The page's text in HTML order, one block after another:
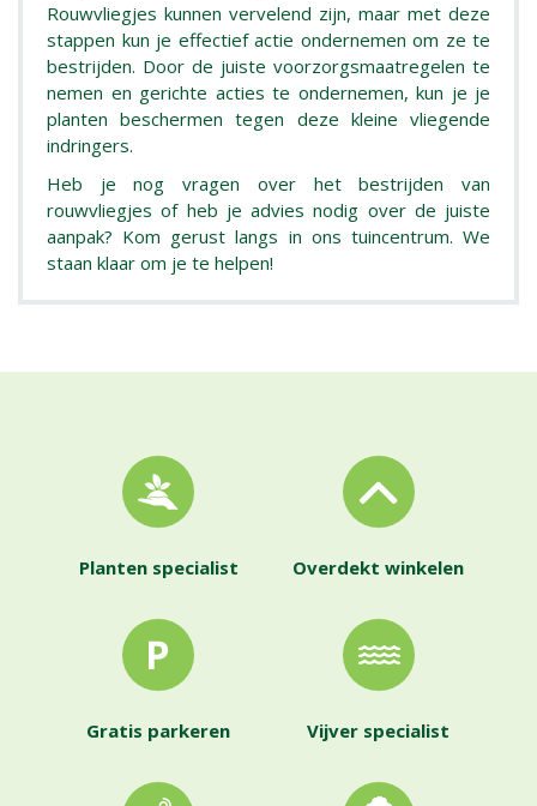
Rouwvliegjes kunnen vervelend zijn, maar met deze
stappen kun je effectief actie ondernemen om ze te
bestrijden. Door de juiste voorzorgsmaatregelen te
nemen en gerichte acties te ondernemen, kun je je
planten beschermen tegen deze kleine vliegende
indringers.
Heb je nog vragen over het bestrijden van
rouwvliegjes of heb je advies nodig over de juiste
aanpak? Kom gerust langs in ons tuincentrum. We
staan klaar om je te helpen!
Planten specialist Overdekt winkelen
Gratis parkeren Vijver specialist